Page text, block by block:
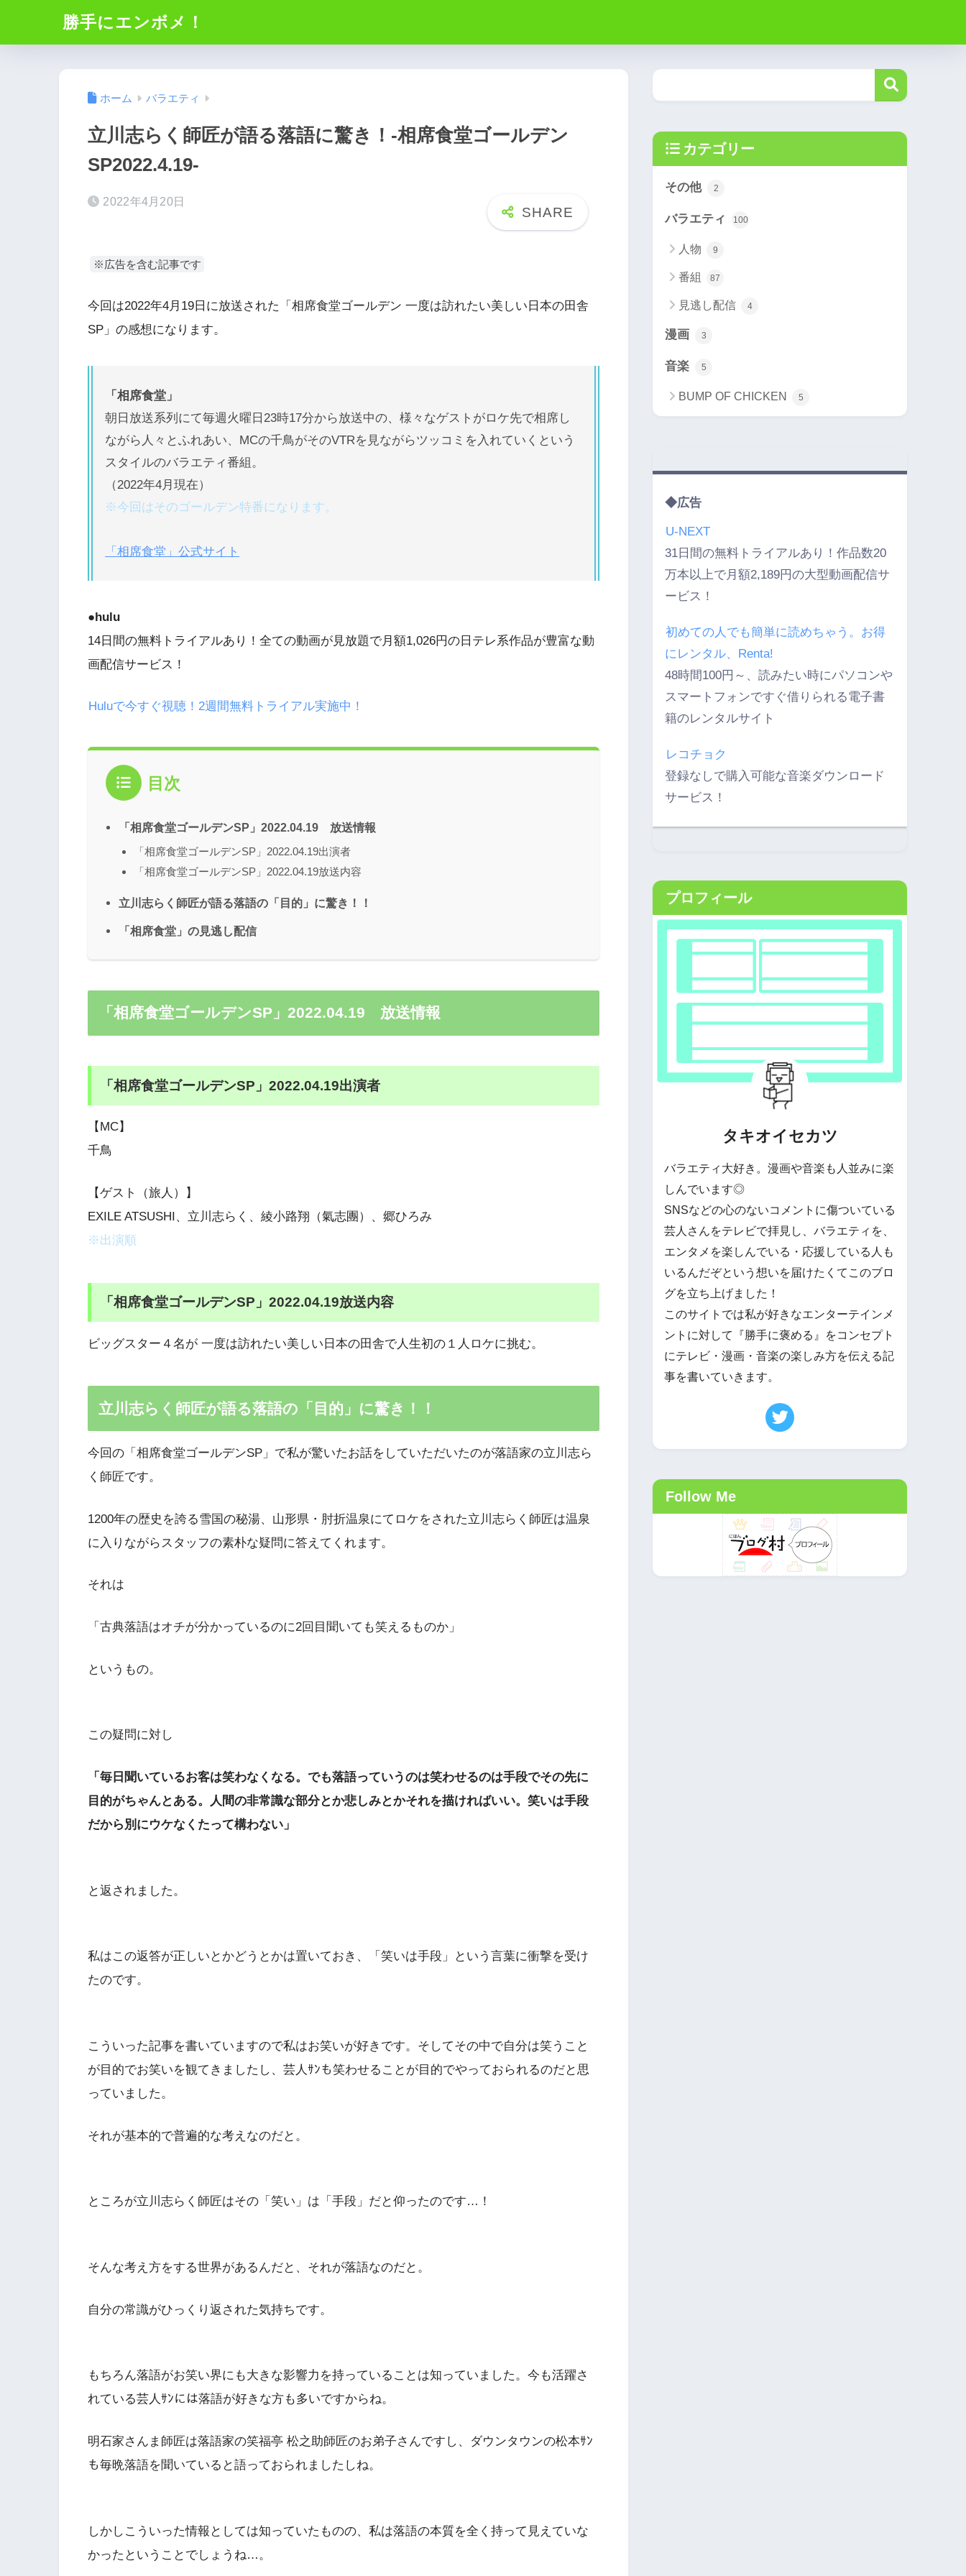
勝手にエンボメ！
ホーム バラエティ
立川志らく師匠が語る落語に驚き！-相席食堂ゴールデン
SP2022.4.19-
2022年4月20日
※広告を含む記事です
今回は2022年4月19日に放送された「相席食堂ゴールデン 一度は訪れたい美しい日本の田舎
SP」の感想になります。
「相席食堂」
朝日放送系列にて毎週火曜日23時17分から放送中の、様々なゲストがロケ先で相席し
ながら人々とふれあい、MCの千鳥がそのVTRを見ながらツッコミを入れていくという
スタイルのバラエティ番組。
（2022年4月現在）
※今回はそのゴールデン特番になります。
「相席食堂」公式サイト
●hulu
14日間の無料トライアルあり！全ての動画が見放題で月額1,026円の日テレ系作品が豊富な動
画配信サービス！
Huluで今すぐ視聴！2週間無料トライアル実施中！
目次
「相席食堂ゴールデンSP」2022.04.19 放送情報
「相席食堂ゴールデンSP」2022.04.19出演者
「相席食堂ゴールデンSP」2022.04.19放送内容
立川志らく師匠が語る落語の「目的」に驚き！！
「相席食堂」の見逃し配信
「相席食堂ゴールデンSP」2022.04.19 放送情報
「相席食堂ゴールデンSP」2022.04.19出演者
【MC】
千鳥
【ゲスト（旅人）】
EXILE ATSUSHI、立川志らく、綾小路翔（氣志團）、郷ひろみ
※出演順
「相席食堂ゴールデンSP」2022.04.19放送内容
ビッグスター４名が 一度は訪れたい美しい日本の田舎で人生初の１人ロケに挑む。
立川志らく師匠が語る落語の「目的」に驚き！！
今回の「相席食堂ゴールデンSP」で私が驚いたお話をしていただいたのが落語家の立川志ら
く師匠です。
1200年の歴史を誇る雪国の秘湯、山形県・肘折温泉にてロケをされた立川志らく師匠は温泉
に入りながらスタッフの素朴な疑問に答えてくれます。
それは
「古典落語はオチが分かっているのに2回目聞いても笑えるものか」
というもの。
この疑問に対し
「毎日聞いているお客は笑わなくなる。でも落語っていうのは笑わせるのは手段でその先に
目的がちゃんとある。人間の非常識な部分とか悲しみとかそれを描ければいい。笑いは手段
だから別にウケなくたって構わない」
と返されました。
私はこの返答が正しいとかどうとかは置いておき、「笑いは手段」という言葉に衝撃を受け
たのです。
こういった記事を書いていますので私はお笑いが好きです。そしてその中で自分は笑うこと
が目的でお笑いを観てきましたし、芸人ｻﾝも笑わせることが目的でやっておられるのだと思
っていました。
それが基本的で普遍的な考えなのだと。
ところが立川志らく師匠はその「笑い」は「手段」だと仰ったのです…！
そんな考え方をする世界があるんだと、それが落語なのだと。
自分の常識がひっくり返された気持ちです。
もちろん落語がお笑い界にも大きな影響力を持っていることは知っていました。今も活躍さ
れている芸人ｻﾝには落語が好きな方も多いですからね。
明石家さんま師匠は落語家の笑福亭 松之助師匠のお弟子さんですし、ダウンタウンの松本ｻﾝ
も毎晩落語を聞いていると語っておられましたしね。
しかしこういった情報としては知っていたものの、私は落語の本質を全く持って見えていな
かったということでしょうね…。
カテゴリー
その他 2
バラエティ 100
人物 9
番組 87
見逃し配信 4
漫画 3
音楽 5
BUMP OF CHICKEN 5
◆広告
U-NEXT
31日間の無料トライアルあり！作品数20
万本以上で月額2,189円の大型動画配信サ
ービス！
初めての人でも簡単に読めちゃう。お得
にレンタル、Renta!
48時間100円～、読みたい時にパソコンや
スマートフォンですぐ借りられる電子書
籍のレンタルサイト
レコチョク
登録なしで購入可能な音楽ダウンロード
サービス！
プロフィール
タキオイセカツ
バラエティ大好き。漫画や音楽も人並みに楽
しんでいます◎
SNSなどの心のないコメントに傷ついている
芸人さんをテレビで拝見し、バラエティを、
エンタメを楽しんでいる・応援している人も
いるんだぞという想いを届けたくてこのブロ
グを立ち上げました！
このサイトでは私が好きなエンターテインメ
ントに対して『勝手に褒める』をコンセプト
にテレビ・漫画・音楽の楽しみ方を伝える記
事を書いていきます。
Follow Me